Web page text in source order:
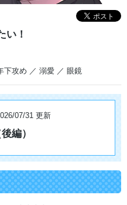
い！
下攻め ／ 溺愛 ／ 眼鏡
07/31 更新
編）